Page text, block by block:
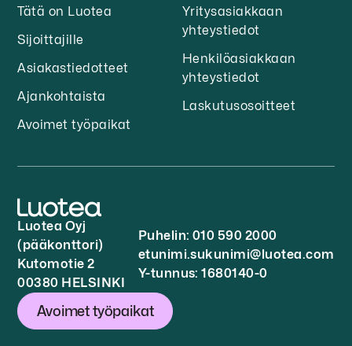
Tätä on Luotea
Sijoittajille
Asiakastiedotteet
Ajankohtaista
Avoimet työpaikat
Yritysasiakkaan
yhteystiedot
Henkilöasiakkaan
yhteystiedot
Laskutusosoitteet
Luotea Oyj
(pääkonttori)
Kutomotie 2
00380 HELSINKI
Puhelin: 010 590 2000
etunimi.sukunimi@luotea.com
Y-tunnus: 1680140-0
Avoimet työpaikat